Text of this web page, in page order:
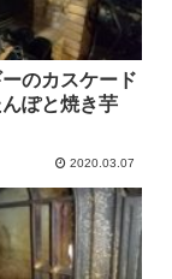
のカスケード
ぽと焼き芋
2020.03.07